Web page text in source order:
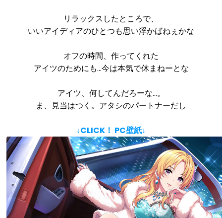
リラックスしたところで、
いいアイディアのひとつも思い浮かばねぇかな
オフの時間、作ってくれた
アイツのためにも…今は本気で休まねーとな
アイツ、何してんだろーな…。
ま、見当はつく。アタシのパートナーだし
↓CLICK！ PC壁紙↓